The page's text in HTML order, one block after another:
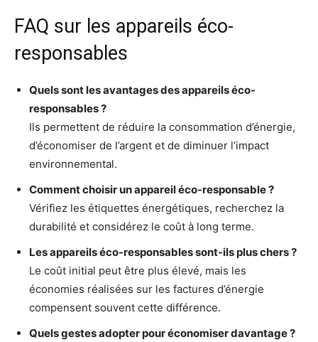
FAQ sur les appareils éco-
responsables
Quels sont les avantages des appareils éco-
responsables ?
Ils permettent de réduire la consommation d’énergie,
d’économiser de l’argent et de diminuer l’impact
environnemental.
Comment choisir un appareil éco-responsable ?
Vérifiez les étiquettes énergétiques, recherchez la
durabilité et considérez le coût à long terme.
Les appareils éco-responsables sont-ils plus chers ?
Le coût initial peut être plus élevé, mais les
économies réalisées sur les factures d’énergie
compensent souvent cette différence.
Quels gestes adopter pour économiser davantage ?